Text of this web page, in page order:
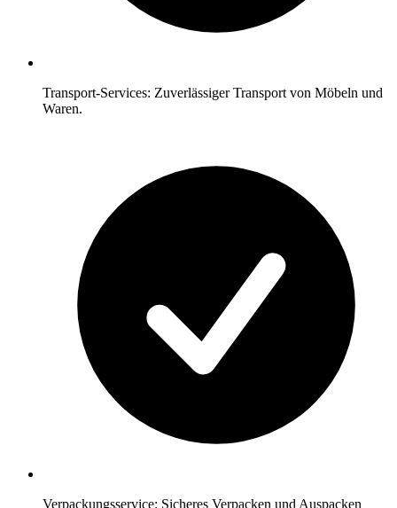
Transport-Services: Zuverlässiger Transport von Möbeln und
Waren.
Verpackungsservice: Sicheres Verpacken und Auspacken